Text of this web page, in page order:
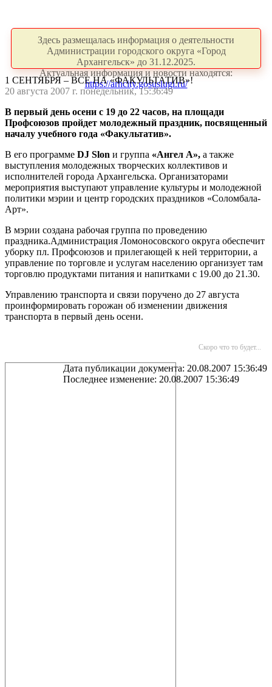
Здесь размещалась информация о деятельности
Администрации городского округа «Город
Архангельск» до 31.12.2025.
Актуальная информация и новости находятся:
https://arhcity.gosuslugi.ru/
1 СЕНТЯБРЯ – ВСЕ НА «ФАКУЛЬТАТИВ»!
20 августа 2007 г. понедельник, 15:36:49
В первый день осени с 19 до 22 часов, на площади
Профсоюзов пройдет молодежный праздник, посвященный
началу учебного года «Факультатив».
В его программе DJ Slon и группа «Ангел А», а также
выступления молодежных творческих коллективов и
исполнителей города Архангельска. Организаторами
мероприятия выступают управление культуры и молодежной
политики мэрии и центр городских праздников «Соломбала-
Арт».
В мэрии создана рабочая группа по проведению
праздника.Администрация Ломоносовского округа обеспечит
уборку пл. Профсоюзов и прилегающей к ней территории, а
управление по торговле и услугам населению организует там
торговлю продуктами питания и напитками с 19.00 до 21.30.
Управлению транспорта и связи поручено до 27 августа
проинформировать горожан об изменении движения
транспорта в первый день осени.
Скоро что то будет...
Дата публикации документа: 20.08.2007 15:36:49
Последнее изменение: 20.08.2007 15:36:49